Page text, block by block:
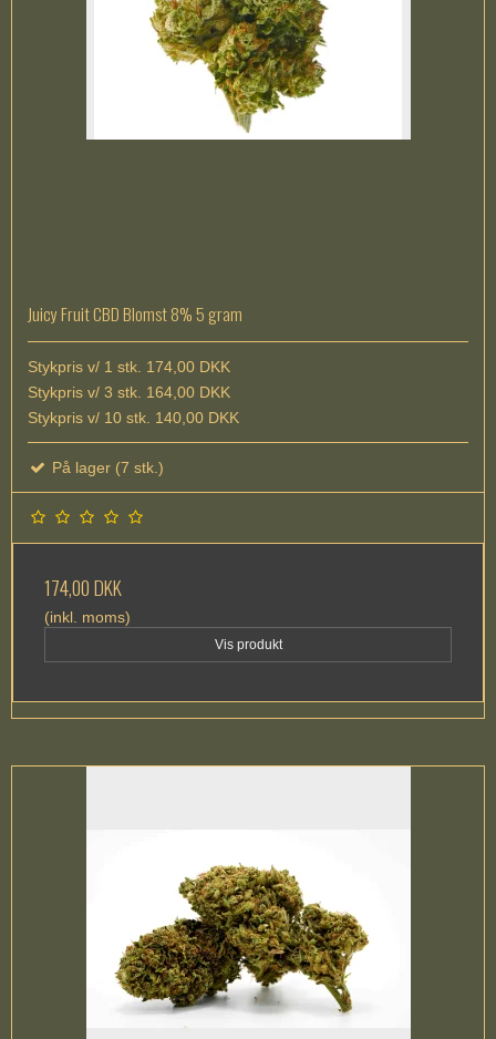
Juicy Fruit CBD Blomst 8% 5 gram
Stykpris v/ 1 stk. 174,00 DKK
Stykpris v/ 3 stk. 164,00 DKK
Stykpris v/ 10 stk. 140,00 DKK
På lager (7 stk.)
174,00 DKK
(inkl. moms)
Vis produkt